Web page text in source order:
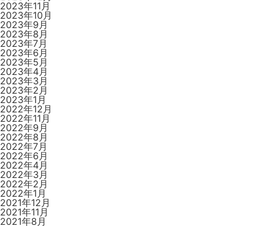
2023年11月
2023年10月
2023年9月
2023年8月
2023年7月
2023年6月
2023年5月
2023年4月
2023年3月
2023年2月
2023年1月
2022年12月
2022年11月
2022年9月
2022年8月
2022年7月
2022年6月
2022年4月
2022年3月
2022年2月
2022年1月
2021年12月
2021年11月
2021年8月